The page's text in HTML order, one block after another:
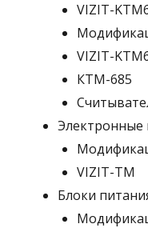
VIZIT-
VIZIT-
КТМ-685
VIZIT-TM
Блоки